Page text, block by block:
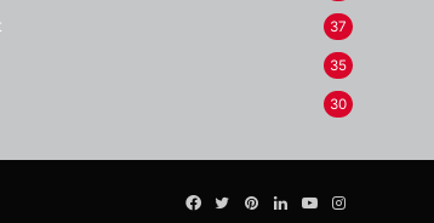
37
35
30
Facebook
Twitter
PinterestLinkedInYouTubeInstagram